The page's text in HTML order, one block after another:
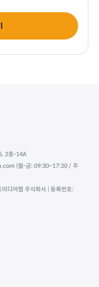
2층-14A
(월-금: 09:30~17:30 / 주
디어랩 주식회사 | 등록번호: